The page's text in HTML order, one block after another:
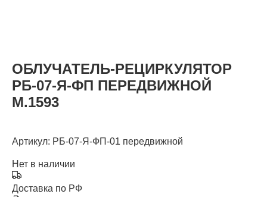
ОБЛУЧАТЕЛЬ-РЕЦИРКУЛЯТОР
РБ-07-Я-ФП ПЕРЕДВИЖНОЙ
М.1593
Артикул: РБ-07-Я-ФП-01 передвижной
Нет в наличии
Доставка по РФ